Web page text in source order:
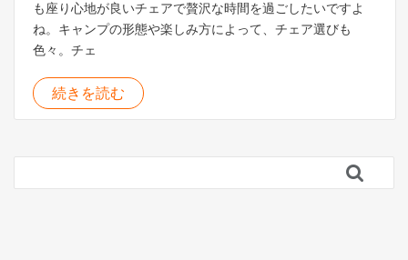
も座り心地が良いチェアで贅沢な時間を過ごしたいですよ
ね。キャンプの形態や楽しみ方によって、チェア選びも
色々。チェ
続きを読む
